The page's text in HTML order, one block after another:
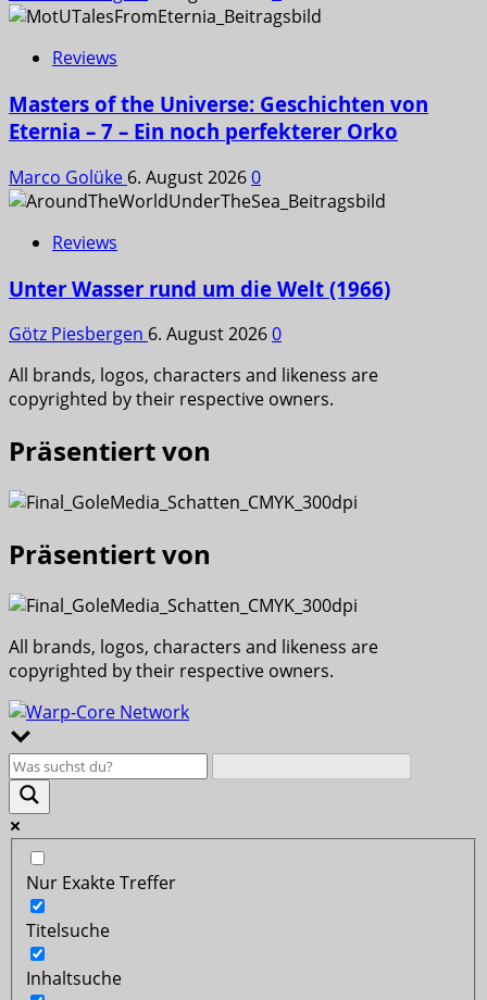
Reviews
Masters of the Universe: Geschichten von
Eternia – 7 – Ein noch perfekterer Orko
Marco Golüke 6. August 20260
Reviews
Unter Wasser rund um die Welt (1966)
Götz Piesbergen 6. August 20260
All brands, logos, characters and likeness are
copyrighted by their respective owners.
Präsentiert von
Präsentiert von
All brands, logos, characters and likeness are
copyrighted by their respective owners.
Nur Exakte Treffer
Titelsuche
Inhaltsuche